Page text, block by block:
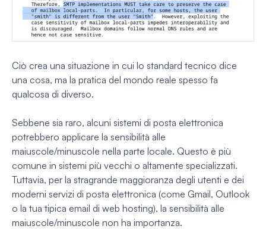
Ciò crea una situazione in cui lo standard tecnico dice
una cosa, ma la pratica del mondo reale spesso fa
qualcosa di diverso.
Sebbene sia raro, alcuni sistemi di posta elettronica
potrebbero applicare la sensibilità alle
maiuscole/minuscole nella parte locale. Questo è più
comune in sistemi più vecchi o altamente specializzati.
Tuttavia, per la stragrande maggioranza degli utenti e dei
moderni servizi di posta elettronica (come Gmail, Outlook
o la tua tipica email di web hosting), la sensibilità alle
maiuscole/minuscole non ha importanza.